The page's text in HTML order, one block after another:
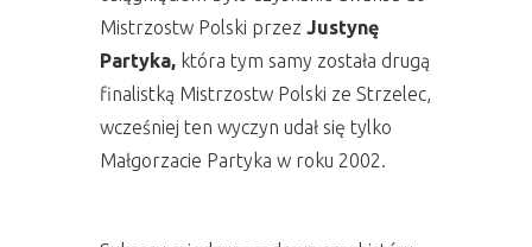
Mistrzostw Polski przez Justynę
Partyka, która tym samy została drugą
finalistką Mistrzostw Polski ze Strzelec,
wcześniej ten wyczyn udał się tylko
Małgorzacie Partyka w roku 2002.